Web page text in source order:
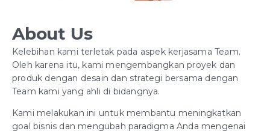
About Us
Kelebihan kami terletak pada aspek kerjasama Team.
Oleh karena itu, kami mengembangkan proyek dan
produk dengan desain dan strategi bersama dengan
Team kami yang ahli di bidangnya.
Kami melakukan ini untuk membantu meningkatkan
goal bisnis dan mengubah paradigma Anda mengenai